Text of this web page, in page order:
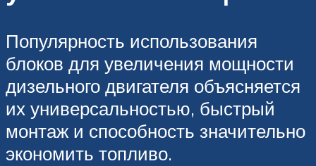
Популярность использования
блоков для увеличения мощности
дизельного двигателя объясняется
их универсальностью, быстрый
монтаж и способность значительно
экономить топливо.